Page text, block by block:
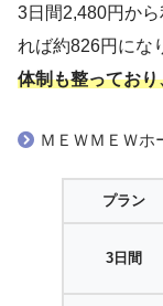
3日間2,480円か
れば約826円にな
体制も整ってお
ＭＥＷＭＥＷホ
プラン
3日間